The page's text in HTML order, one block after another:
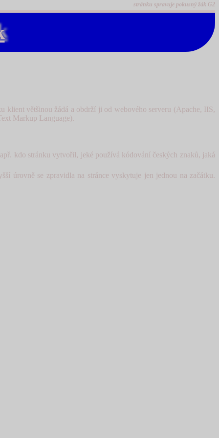
klient většinou žádá a obdrží ji od webového serveru (Apache, IIS,
Markup Language).
kdo stránku vytvořil, jeké používá kódování českých znaků, jaká
úrovně se zpravidla na stránce vyskytuje jen jednou na začátku.
stránku spravuje pokusný žák G2